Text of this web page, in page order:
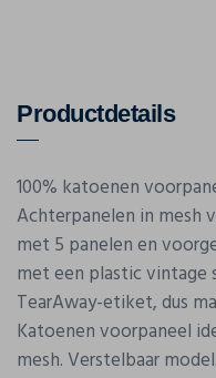
Productdetails
100% katoenen
Achterpanelen in mesh
met 5 panelen en
met een plastic vintage
TearAway-etiket, dus
Katoenen voorpaneel
mesh. Verstelbaar model.